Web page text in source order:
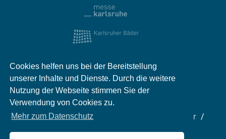
Cookies helfen uns bei der Bereitstellung
unserer Inhalte und Dienste. Durch die weitere
Nutzung der Webseite stimmen Sie der
Verwendung von Cookies zu.
Mehr zum Datenschutz
Impressum Kontakt
Partner